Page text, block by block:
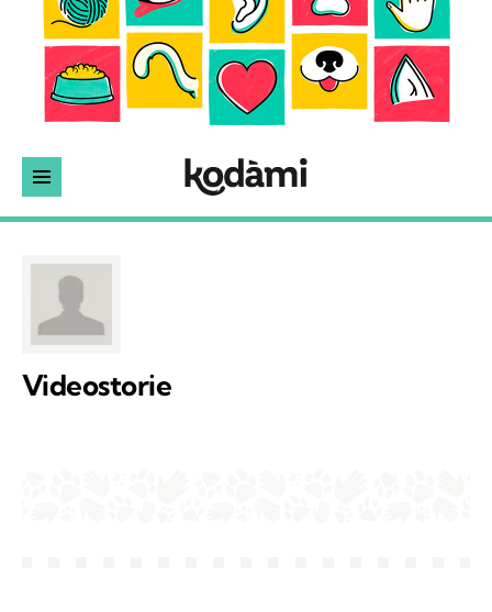
Videostorie